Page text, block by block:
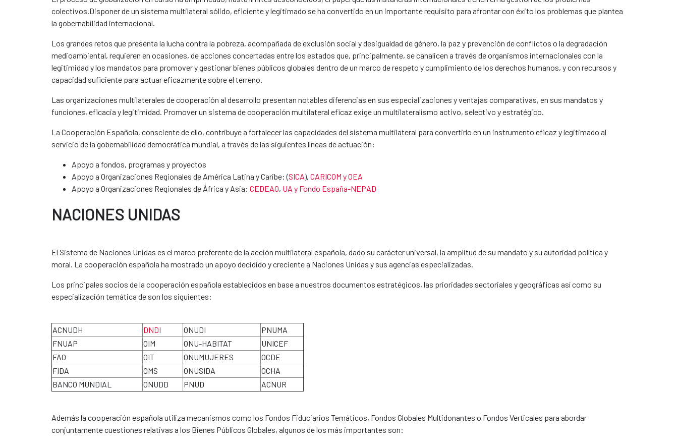
colectivos.Disponer de un sistema multilateral sólido, eficiente y legitimado se ha convertido en un importante requisito para afrontar con éxito los problemas que plantea
la gobernabilidad internacional.
Los grandes retos que presenta la lucha contra la pobreza, acompañada de exclusión social y desigualdad de género, la paz y prevención de conflictos o la degradación
medioambiental, requieren en ocasiones, de acciones concertadas entre los estados que, principalmente, se canalicen a través de organismos internacionales con la
legitimidad y los mandatos para promover y gestionar bienes públicos globales dentro de un marco de respeto y cumplimiento de los derechos humanos, y con recursos y
capacidad suficiente para actuar eficazmente sobre el terreno.
Las organizaciones multilaterales de cooperación al desarrollo presentan notables diferencias en sus especializaciones y ventajas comparativas, en sus mandatos y
funciones, eficacia y legitimidad. Promover un sistema de cooperación multilateral eficaz exige un multilateralismo activo, selectivo y estratégico.
La Cooperación Española, consciente de ello, contribuye a fortalecer las capacidades del sistema multilateral para convertirlo en un instrumento eficaz y legitimado al
servicio de la gobernabilidad democrática mundial, a través de las siguientes líneas de actuación:
Apoyo a fondos, programas y proyectos
Apoyo a Organizaciones Regionales de América Latina y Caribe: (SICA), CARICOM y OEA
Apoyo a Organizaciones Regionales de África y Asia: CEDEAO, UA y Fondo España-NEPAD
NACIONES UNIDAS
El Sistema de Naciones Unidas es el marco preferente de la acción multilateral española, dado su carácter universal, la amplitud de su mandato y su autoridad política y
moral. La cooperación española ha mostrado un apoyo decidido y creciente a Naciones Unidas y sus agencias especializadas.
Los principales socios de la cooperación española establecidos en base a nuestros documentos estratégicos, las prioridades sectoriales y geográficas así como su
especialización temática de son los siguientes:
ACNUDH DNDI ONUDI
PNUMA
FNUAP
OIM ONU-HABITAT
UNICEF
FAO
OIT ONUMUJERES
OCDE
FIDA
OMS ONUSIDA
OCHA
BANCO MUNDIAL
ONUDD PNUD ACNUR
Además la cooperación española utiliza mecanismos como los Fondos Fiduciarios Temáticos, Fondos Globales Multidonantes o Fondos Verticales para abordar
conjuntamente cuestiones relativas a los Bienes Públicos Globales, algunos de los más importantes son: